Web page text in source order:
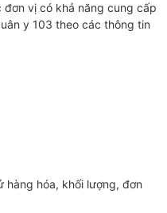
đơn vị có khả năng cung cấp
y 103 theo các thông tin
hàng hóa, khối lượng, đơn